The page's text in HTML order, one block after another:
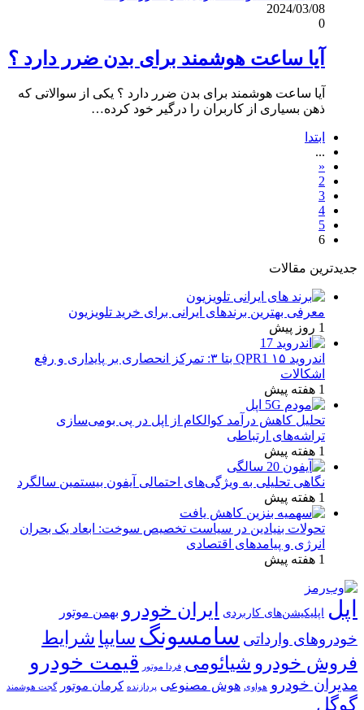
2024/03/08
0
آیا ساعت هوشمند برای بدن ضرر دارد ؟
آیا ساعت هوشمند برای بدن ضرر دارد ؟ یکی از سوالاتی که
ذهن بسیاری از کاربران را درگیر خود کرده…
ابتدا
...
«
2
3
4
5
6
جدیدترین مقالات
معرفی بهترین برندهای ایرانی برای خرید تلویزیون
1 روز پیش
اندروید ۱۵ QPR1 بتا ۳: تمرکز انحصاری بر پایداری و رفع
اشکالات
1 هفته پیش
تحلیل کاهش درآمد کوالکام از اپل در پی بومی‌سازی
تراشه‌های ارتباطی
1 هفته پیش
نگاهی تحلیلی به ویژگی‌های احتمالی آیفون بیستمین سالگرد
1 هفته پیش
تحولات بنیادین در سیاست تخصیص سوخت: ابعاد یک بحران
انرژی و پیامدهای اقتصادی
1 هفته پیش
اپل اپلیکیشن‌های کاربردی ایران خودرو بهمن موتور
خودروهای وارداتی سامسونگ سایپا شرایط
فروش خودرو شیائومی فردا موتور قیمت خودرو
مدیران خودرو هواوی هوش مصنوعی پردازنده کرمان موتور گجت هوشمند
گوگل